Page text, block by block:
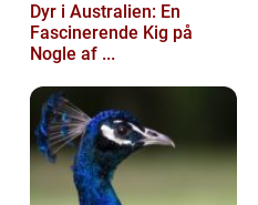
Dyr i Australien: En
Fascinerende Kig på
Nogle af ...